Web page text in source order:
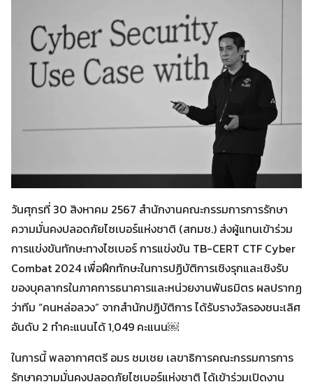
วันศุกรที่ 30 สิงหาคม 2567 สำนักงานคณะกรรมการการรักษา
ความมั่นคงปลอดภัยไซเบอร์แห่งชาติ (สกมช.) ส่งผู้แทนเข้าร่วม
การแข่งขันทักษะทางไซเบอร์ การแข่งขัน TB-CERT CTF Cyber
Combat 2024 เพื่อฝึกทักษะในการปฏิบัติการเชิงรุกและเชิงรับ
ของบุคลากรในภาคการธนาคารและหน่วยงานพันธมิตร ผลปรากฏ
ว่าทีม “คนหล่อลวง” จากสำนักปฏิบัติการ ได้รับรางวัลรองชนะเลิศ
อันดับ 2 ทำคะแนนได้ 1,049 คะแนน￼
ในการนี้ พลอากาศตรี อมร ชมเชย เลขาธิการคณะกรรมการการ
รักษาความมั่นคงปลอดภัยไซเบอร์แห่งชาติ ได้เข้าร่วมเปิดงาน